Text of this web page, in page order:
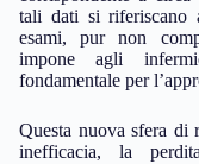
tali dati si riferiscano
esami, pur non
impone agli
fondamentale per
Questa nuova sfera di
inefficacia, la